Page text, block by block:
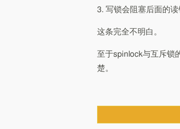
3. 写锁会阻塞后面的
这条完全不明白。
至于spinlock与互斥锁
楚。